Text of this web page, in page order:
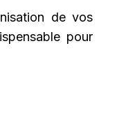
de vos
pour